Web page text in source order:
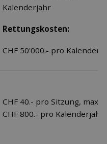
Kalenderjahr
Rettungskosten:
CHF 50'000.- pro
CHF 40.- pro Sitzung, max.
CHF 800.- pro Kalenderjahr